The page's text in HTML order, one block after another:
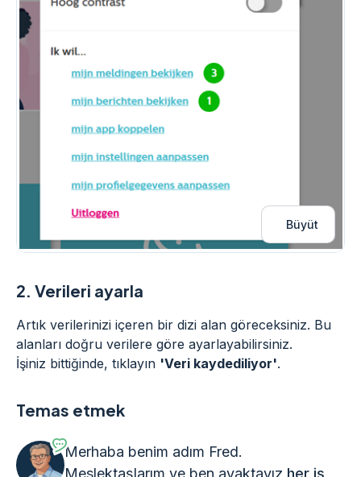
Büyüt
2. Verileri ayarla
Artık verilerinizi içeren bir dizi alan göreceksiniz. Bu
alanları doğru verilere göre ayarlayabilirsiniz.
İşiniz bittiğinde, tıklayın 'Veri kaydediliyor'.
Temas etmek
Merhaba benim adım Fred.
Meslektaşlarım ve ben ayaktayız her iş